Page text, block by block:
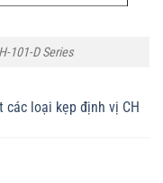
101-D Series
loại kẹp định vị CH